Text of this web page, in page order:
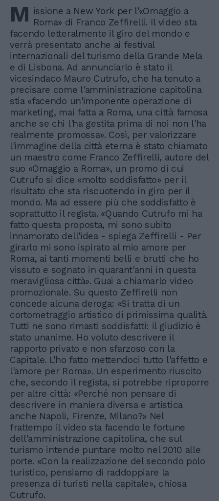
M issione a New York per l'«Omaggio a
Roma» di Franco Zeffirelli. Il video sta
facendo letteralmente il giro del mondo e
verrà presentato anche ai festival
internazionali del turismo della Grande Mela
e di Lisbona. Ad annunciarlo è stato il
vicesindaco Mauro Cutrufo, che ha tenuto a
precisare come l'amministrazione capitolina
stia «facendo un'imponente operazione di
marketing, mai fatta a Roma, una città famosa
anche se chi l'ha gestita prima di noi non l'ha
realmente promossa». Così, per valorizzare
l'immagine della città eterna è stato chiamato
un maestro come Franco Zeffirelli, autore del
suo «Omaggio a Roma», un promo di cui
Cutrufo si dice «molto soddisfatto» per il
risultato che sta riscuotendo in giro per il
mondo. Ma ad essere più che soddisfatto è
soprattutto il regista. «Quando Cutrufo mi ha
fatto questa proposta, mi sono subito
innamorato dell'idea - spiega Zeffirelli - Per
girarlo mi sono ispirato al mio amore per
Roma, ai tanti momenti belli e brutti che ho
vissuto e sognato in quarant'anni in questa
meravigliosa città». Guai a chiamarlo video
promozionale. Su questo Zeffirelli non
concede alcuna deroga: «Si tratta di un
cortometraggio artistico di primissima qualità.
Tutti ne sono rimasti soddisfatti: il giudizio è
stato unanime. Ho voluto descrivere il
rapporto privato e non sfarzoso con la
Capitale. L'ho fatto mettendoci tutto l'affetto e
l'amore per Roma». Un esperimento riuscito
che, secondo il regista, si potrebbe riproporre
per altre città: «Perché non pensare di
descrivere in maniera diversa e artistica
anche Napoli, Firenze, Milano?» Nel
frattempo il video sta facendo le fortune
dell'amministrazione capitolina, che sul
turismo intende puntare molto nel 2010 alle
porte. «Con la realizzazione del secondo polo
turistico, pensiamo di raddoppiare la
presenza di turisti nella capitale», chiosa
Cutrufo.